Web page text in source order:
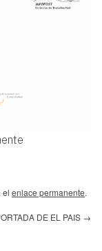
el enlace permanente.
DE EL PAIS →